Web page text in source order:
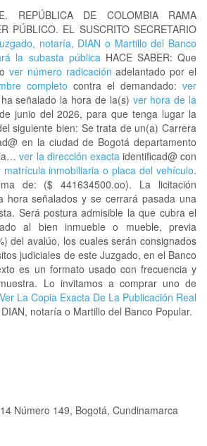
REPÚBLICA DE COLOMBIA RAMA
PÚBLICO. EL SUSCRITO SECRETARIO
notaría, DIAN o Martillo del Banco
la subasta públicaHACE SABER: Que
ver número radicación adelantado por el
completo contra el demandado: ver
señalado la hora de la(s) ver hora de la
junio del 2026, para que tenga lugar la
siguiente bien: Se trata de un(a) Carrera
en la ciudad de Bogotá departamento
la…ver la dirección exactaidentificad@ con
matrícula inmobiliaria o placa del vehículo.
de: ($ 441634500.oo). La licitación
hora señalados y se cerrará pasada una
Será postura admisible la que cubra el
al bien inmueble o mueble, previa
del avalúo, los cuales serán consignados
judiciales de este Juzgado, en el Banco
es un formato usado con frecuencia y
Lo invitamos a comprar uno de
Ver La Copia Exacta De La Publicación Real
notaría o Martillo del Banco Popular.
Número 149, Bogotá, Cundinamarca